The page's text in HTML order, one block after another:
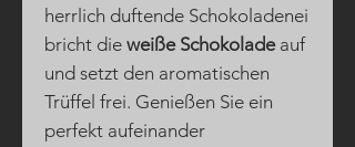
herrlich duftende Schokoladenei
bricht die weiße Schokoladeauf
und setzt den aromatischen
Trüffel frei. Genießen Sie ein
perfekt aufeinander